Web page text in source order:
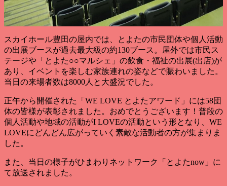
スカイホール豊田の屋内では、とよたの市民団体や個人活動
の出展ブースが過去最大級の約130ブース。屋外では市民ス
テージや「とよた○○マルシェ」の飲食・福祉の出展(出店)が
あり、イベントを楽しむ家族連れの姿などで賑わいました。
当日の来場者数は8000人と大盛況でした。
正午から開催された「WE LOVE とよたアワード」には58団
体の皆様が表彰されました。おめでとうございます！普段の
個人活動や地域の活動がI LOVEの活動という形となり、WE
LOVEにどんどん広がっていく素敵な活動者の方が集まりま
した。
また、当日の様子がひまわりネットワーク「とよたnow」に
て放送されました。